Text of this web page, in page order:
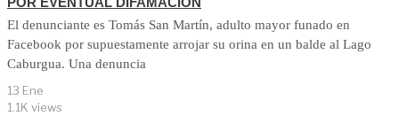
El denunciante es Tomás San Martín, adulto mayor funado en
Facebook por supuestamente arrojar su orina en un balde al Lago
Caburgua. Una denuncia
13 Ene
1.1K views